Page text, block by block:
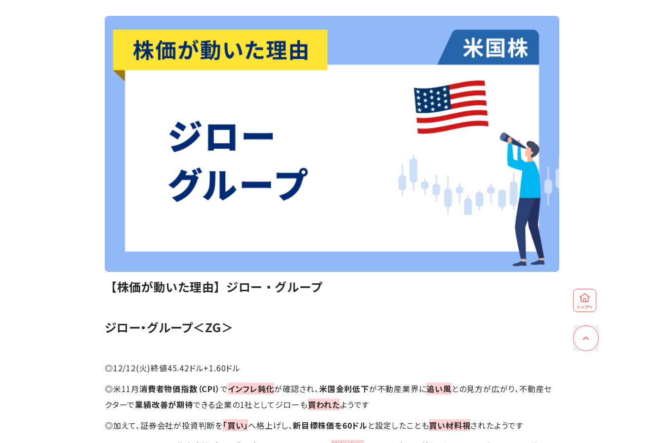
【株価が動いた理由】ジロー・グループ
ジロー・グループ＜ZG＞
◎12/12(火)終値45.42ドル+1.60ドル
◎米11月消費者物価指数（CPI） でインフレ鈍化が確認され、米国金利低下が不動産業界に追い風との見方が広がり、不動産セ
クターで業績改善が期待できる企業の1社としてジローも買われたようです
◎加えて、証券会社が投資判断を「買い」へ格上げし、新目標株価を60ドル と設定したことも買い材料視されたようです